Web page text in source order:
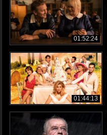
01:52:24
01:44:13